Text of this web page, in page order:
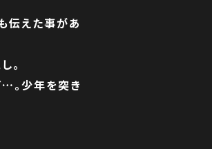
伝えた事があ
。
。少年を突き